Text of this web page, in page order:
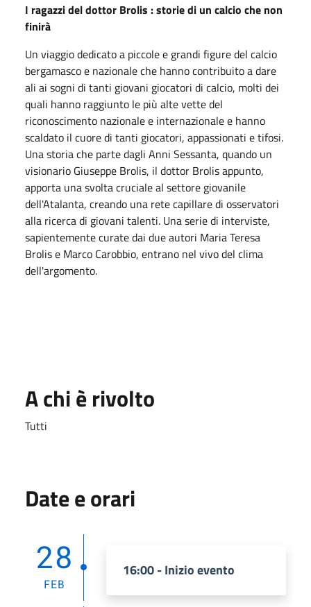
I ragazzi del dottor Brolis : storie di un calcio che non
finirà
Un viaggio dedicato a piccole e grandi figure del calcio
bergamasco e nazionale che hanno contribuito a dare
ali ai sogni di tanti giovani giocatori di calcio, molti dei
quali hanno raggiunto le più alte vette del
riconoscimento nazionale e internazionale e hanno
scaldato il cuore di tanti giocatori, appassionati e tifosi.
Una storia che parte dagli Anni Sessanta, quando un
visionario Giuseppe Brolis, il dottor Brolis appunto,
apporta una svolta cruciale al settore giovanile
dell'Atalanta, creando una rete capillare di osservatori
alla ricerca di giovani talenti. Una serie di interviste,
sapientemente curate dai due autori Maria Teresa
Brolis e Marco Carobbio, entrano nel vivo del clima
dell'argomento.
A chi è rivolto
Tutti
Date e orari
28
FEB
16:00 - Inizio evento